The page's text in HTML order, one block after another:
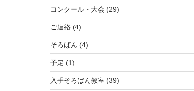
コンクール・大会(29)
ご連絡(4)
そろばん (4)
予定 (1)
入手そろばん教室 (39)